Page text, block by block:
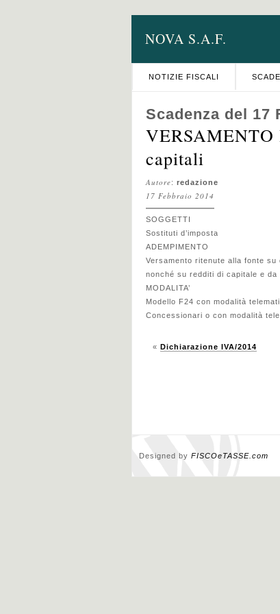
NOVA S.A.F.
NOTIZIE FISCALI
Scadenza del 17
capitali
Autore: redazione
17 Febbraio 2014
SOGGETTI
Sostituti d’imposta
ADEMPIMENTO
Versamento ritenute alla fonte
nonché su redditi di capitale e
MODALITA’
Modello F24 con modalità
Concessionari o con modalità
« Dichiarazione IVA/2014
Designed by FISCOeTASSE.com